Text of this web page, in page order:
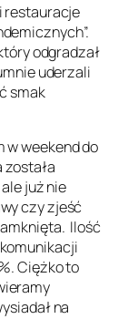
restauracje
odgradzał
uderzali
smak
w weekend do
została
już nie
czy zjeść
Ilość
Ciężko to
na